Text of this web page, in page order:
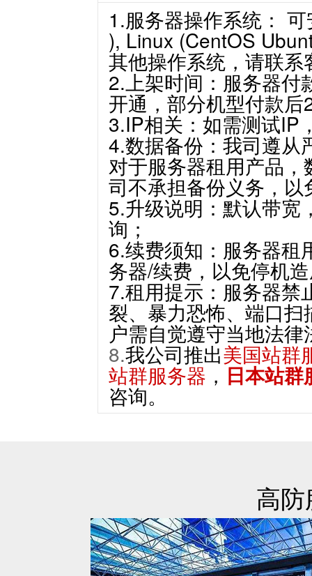
1.服务器操作系统：
), Linux (CentOS
其他操作系统，请联系
2.上架时间：服务器付
开通，部分机型付款后
3.IP相关：如需测试IP
4.数据备份：我司遵从
对于服务器租用产品
司不承担备份义务，
5.升级说明：默认带宽
询；
6.续费须知：服务器租
务器/续费，以免停机
7.租用提示：服务器禁
裂、暴力恐怖、端口
户需自觉遵守当地法
8.我公司推出美国站群
站群服务器 ， 日本站群
咨询。
高